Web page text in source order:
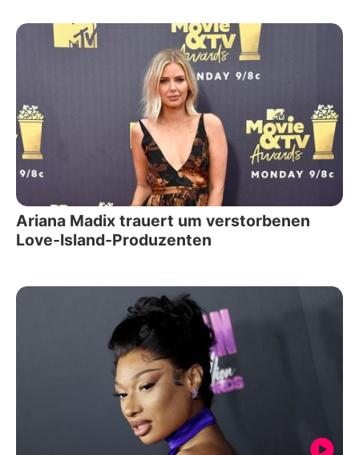
Ariana Madix trauert um verstorbenen
Love-Island-Produzenten